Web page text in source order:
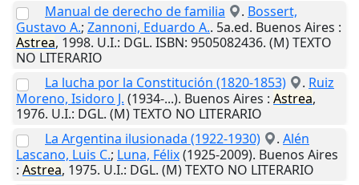
Manual de derecho de familia
. Bossert,
Gustavo A.; Zannoni, Eduardo A.. 5a.ed. Buenos Aires :
Astrea, 1998. U.I.: DGL. ISBN: 9505082436. (M) TEXTO
NO LITERARIO
La lucha por la Constitución (1820-1853)
. Ruiz
Moreno, Isidoro J. (1934-...). Buenos Aires : Astrea,
1976. U.I.: DGL. (M) TEXTO NO LITERARIO
La Argentina ilusionada (1922-1930)
. Alén
Lascano, Luis C.; Luna, Félix(1925-2009). Buenos Aires
: Astrea, 1975. U.I.: DGL. (M) TEXTO NO LITERARIO